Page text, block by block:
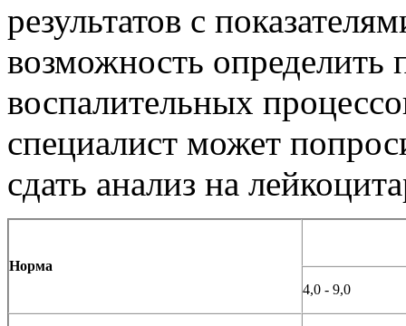
результатов с
возможность определить
воспалительных
специалист может
сдать анализ на
Норма
4,0 - 9,0